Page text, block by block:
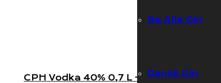
Se Alle Gin
Dansk Gin
CPH Vodka 40% 0,7 L –